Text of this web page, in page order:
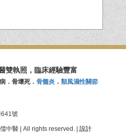
雙執照，臨床經驗豐富
．骨壞死． 骨髓炎． 類風濕性關節
號
中醫 | All rights reserved. | 設計